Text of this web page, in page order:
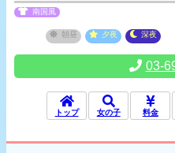
南国風
朝昼 夕夜 深夜
03-
トップ 女の子 料金